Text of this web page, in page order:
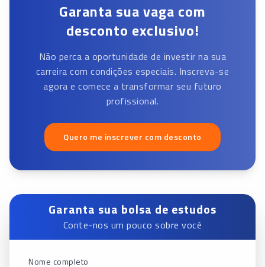
Garanta sua vaga com
desconto exclusivo!
Não perca a oportunidade de investir na sua
carreira com condições especiais. Inscreva-se
agora e comece a transformar seu futuro
profissional.
Quero me inscrever com desconto
Garanta sua bolsa de estudos
Conte-nos um pouco sobre você
Nome completo